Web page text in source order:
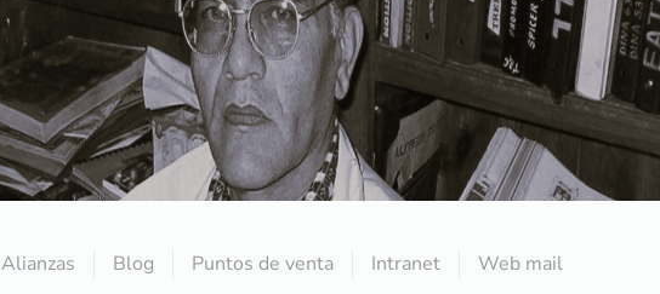
Alianzas Blog Puntos de venta Intranet Web mail